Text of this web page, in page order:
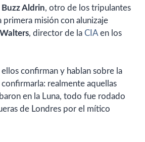
Buzz Aldrin, otro de los tripulantes
primera misión con alunizaje
, director de la CIA en los
ellos confirman y hablan sobre la
confirmarla: realmente aquellas
en la Luna, todo fue rodado
de Londres por el mítico